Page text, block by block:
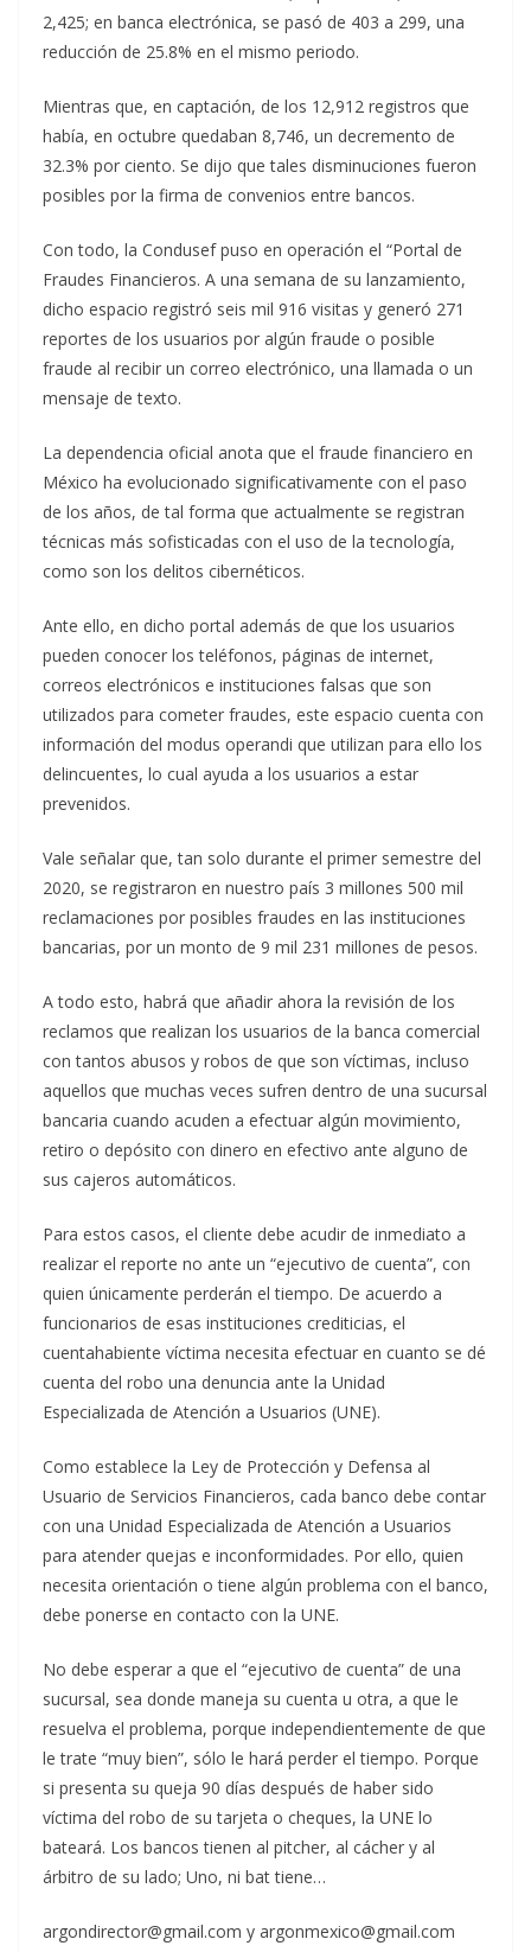
2,425; en banca electrónica, se pasó de 403 a 299, una
reducción de 25.8% en el mismo periodo.
Mientras que, en captación, de los 12,912 registros que
había, en octubre quedaban 8,746, un decremento de
32.3% por ciento. Se dijo que tales disminuciones fueron
posibles por la firma de convenios entre bancos.
Con todo, la Condusef puso en operación el “Portal de
Fraudes Financieros. A una semana de su lanzamiento,
dicho espacio registró seis mil 916 visitas y generó 271
reportes de los usuarios por algún fraude o posible
fraude al recibir un correo electrónico, una llamada o un
mensaje de texto.
La dependencia oficial anota que el fraude financiero en
México ha evolucionado significativamente con el paso
de los años, de tal forma que actualmente se registran
técnicas más sofisticadas con el uso de la tecnología,
como son los delitos cibernéticos.
Ante ello, en dicho portal además de que los usuarios
pueden conocer los teléfonos, páginas de internet,
correos electrónicos e instituciones falsas que son
utilizados para cometer fraudes, este espacio cuenta con
información del modus operandi que utilizan para ello los
delincuentes, lo cual ayuda a los usuarios a estar
prevenidos.
Vale señalar que, tan solo durante el primer semestre del
2020, se registraron en nuestro país 3 millones 500 mil
reclamaciones por posibles fraudes en las instituciones
bancarias, por un monto de 9 mil 231 millones de pesos.
A todo esto, habrá que añadir ahora la revisión de los
reclamos que realizan los usuarios de la banca comercial
con tantos abusos y robos de que son víctimas, incluso
aquellos que muchas veces sufren dentro de una sucursal
bancaria cuando acuden a efectuar algún movimiento,
retiro o depósito con dinero en efectivo ante alguno de
sus cajeros automáticos.
Para estos casos, el cliente debe acudir de inmediato a
realizar el reporte no ante un “ejecutivo de cuenta”, con
quien únicamente perderán el tiempo. De acuerdo a
funcionarios de esas instituciones crediticias, el
cuentahabiente víctima necesita efectuar en cuanto se dé
cuenta del robo una denuncia ante la Unidad
Especializada de Atención a Usuarios (UNE).
Como establece la Ley de Protección y Defensa al
Usuario de Servicios Financieros, cada banco debe contar
con una Unidad Especializada de Atención a Usuarios
para atender quejas e inconformidades. Por ello, quien
necesita orientación o tiene algún problema con el banco,
debe ponerse en contacto con la UNE.
No debe esperar a que el “ejecutivo de cuenta” de una
sucursal, sea donde maneja su cuenta u otra, a que le
resuelva el problema, porque independientemente de que
le trate “muy bien”, sólo le hará perder el tiempo. Porque
si presenta su queja 90 días después de haber sido
víctima del robo de su tarjeta o cheques, la UNE lo
bateará. Los bancos tienen al pitcher, al cácher y al
árbitro de su lado; Uno, ni bat tiene…
argondirector@gmail.com y argonmexico@gmail.com